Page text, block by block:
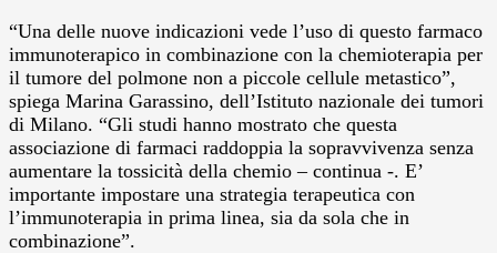
“Una delle nuove indicazioni vede l’uso di questo farmaco
immunoterapico in combinazione con la chemioterapia per
il tumore del polmone non a piccole cellule metastico”,
spiega Marina Garassino, dell’Istituto nazionale dei tumori
di Milano. “Gli studi hanno mostrato che questa
associazione di farmaci raddoppia la sopravvivenza senza
aumentare la tossicità della chemio – continua -. E’
importante impostare una strategia terapeutica con
l’immunoterapia in prima linea, sia da sola che in
combinazione”.